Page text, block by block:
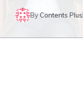
ByContents Plus